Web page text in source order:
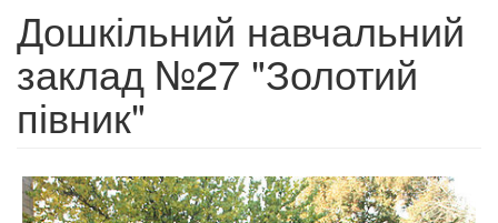
Дошкільний навчальний
заклад №27 "Золотий
півник"